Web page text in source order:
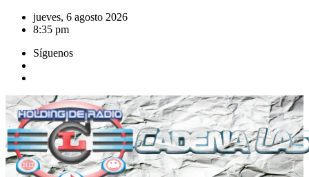
Saltar
jueves, 6 agosto 2026
8:35 pm
Síguenos